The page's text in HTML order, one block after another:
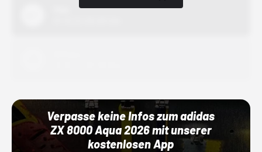
Verpasse keine Infos zum adidas
ZX 8000 Aqua 2026 mit unserer
kostenlosen App